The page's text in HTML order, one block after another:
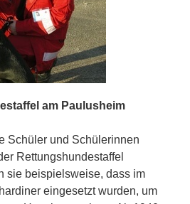
am Paulusheim
Schüler und Schülerinnen
Rettungshundestaffel
sie beispielsweise, dass im
eingesetzt wurden, um